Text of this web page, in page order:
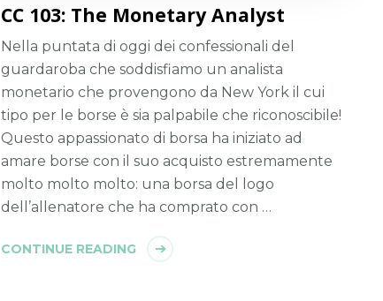
CC 103: The Monetary Analyst
Nella puntata di oggi dei confessionali del
guardaroba che soddisfiamo un analista
monetario che provengono da New York il cui
tipo per le borse è sia palpabile che riconoscibile!
Questo appassionato di borsa ha iniziato ad
amare borse con il suo acquisto estremamente
molto molto molto: una borsa del logo
dell’allenatore che ha comprato con …
CONTINUE READING